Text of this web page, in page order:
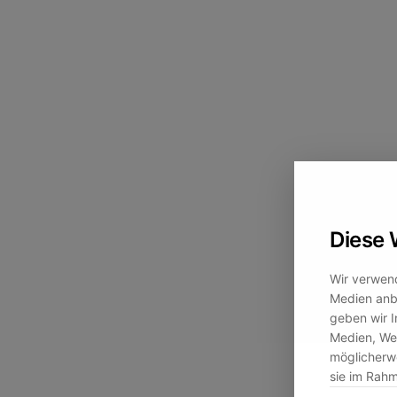
Diese
Wir
Medien
geben wir
Medien,
sie im